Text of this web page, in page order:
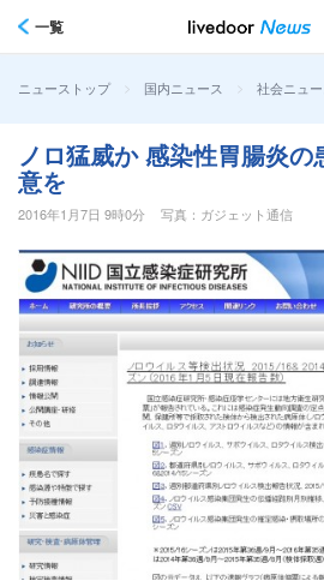
一覧
ニューストップ > 国内ニュース > 社会ニュー
ノロ猛威か 感染性胃腸炎
意を
2016年1月7日 9時0分
写真：ガジェット通信